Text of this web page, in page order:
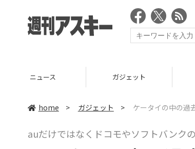
ニュース ガジェット
home > ガジェット > ケータイの中の過
auだけではなくドコモやソフトバンク